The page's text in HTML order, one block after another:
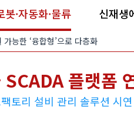
봇·자동화·물류 신재생
능한 ‘융합형’으로 다층화
플랫폼
토리 설비 관리 솔루션 시연